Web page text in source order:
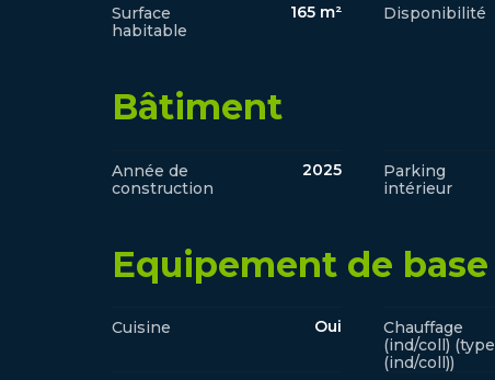
Surface
habitable
165 m² Disponibilité
Bâtiment
Année de
construction
2025
Parking
intérieur
Equipement de base
Cuisine Oui
Chauffage
(ind/coll) (type
(ind/coll))